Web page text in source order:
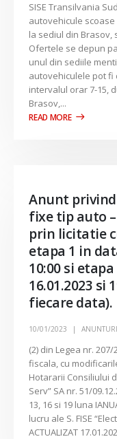
SISE Transilvania
autovehicule scoase
la sediul din Brasov,
Ofertele se depun
unul din sediile
autovehiculele pot fi
intervalul orar 7-15,
Brasov,...
Anunt
fixe tip auto –
prin licitatie
etapa 1 in
10:00 si
16.01.2023 si
fiecare data).
10/01/2023 ANUNTURI
(2) din Legea nr.
fiscala, cu
Hotararii Consiliului
Serv” SA nr. 51/
13, 16 si 19 luna
lucru ale S. FISE
ACTUALIZAT